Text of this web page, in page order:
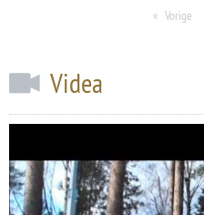
Vorige
Videa